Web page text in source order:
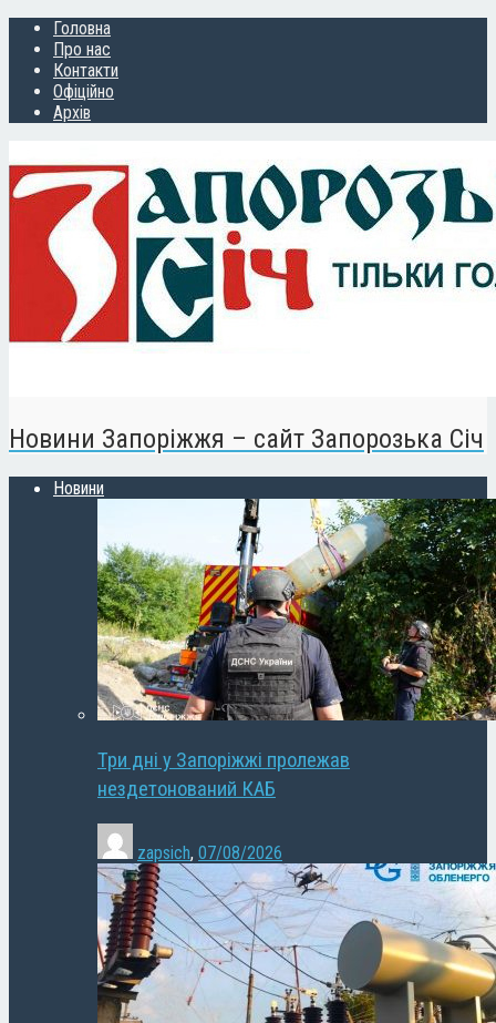
Головна
Про нас
Контакти
Офіційно
Архів
Новини Запоріжжя – сайт Запорозька Січ
Новини
Три дні у Запоріжжі пролежав
нездетонований КАБ
zapsich, 07/08/2026